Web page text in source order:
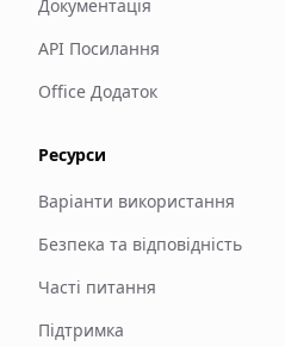
Документація
API Посилання
Office Додаток
Ресурси
Варіанти використання
Безпека та відповідність
Часті питання
Підтримка